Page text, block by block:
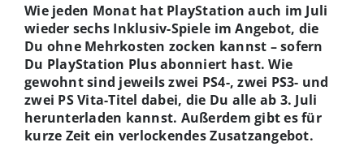
Wie jeden Monat hat PlayStation auch im Juli
wieder sechs Inklusiv-Spiele im Angebot, die
Du ohne Mehrkosten zocken kannst – sofern
Du PlayStation Plus abonniert hast. Wie
gewohnt sind jeweils zwei PS4-, zwei PS3- und
zwei PS Vita-Titel dabei, die Du alle ab 3. Juli
herunterladen kannst. Außerdem gibt es für
kurze Zeit ein verlockendes Zusatzangebot.